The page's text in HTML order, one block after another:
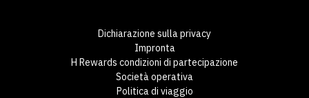
Dichiarazione sulla privacy
Impronta
H Rewards condizioni di partecipazione
Società operativa
Politica di viaggio